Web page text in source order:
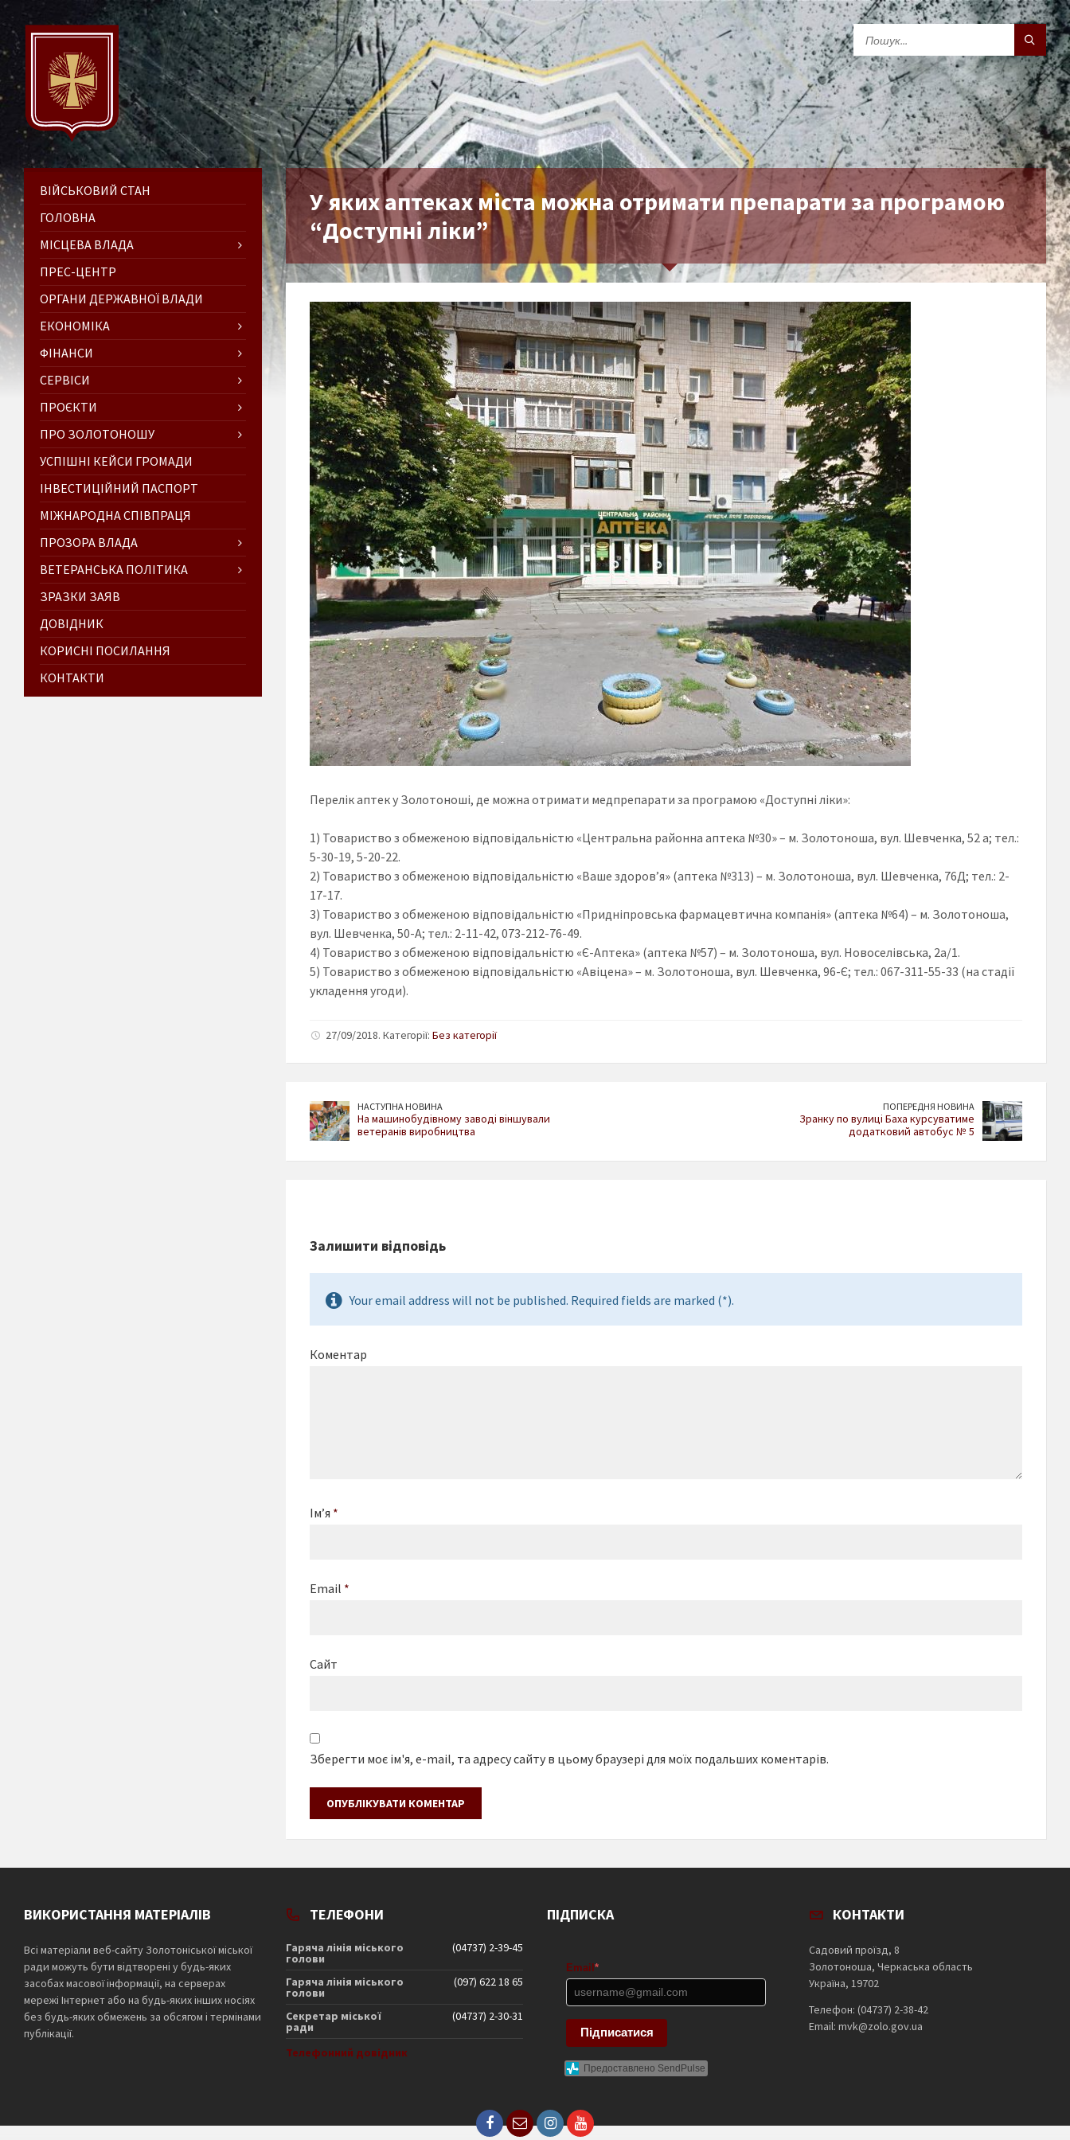
У яких аптеках міста можна отримати препарати за програмою
“Доступні ліки”
Перелік аптек у Золотоноші, де можна отримати медпрепарати за програмою «Доступні ліки»:
1) Товариство з обмеженою відповідальністю «Центральна районна аптека №30» – м. Золотоноша, вул. Шевченка, 52 а; тел.:
5-30-19, 5-20-22.
2) Товариство з обмеженою відповідальністю «Ваше здоров’я» (аптека №313) – м. Золотоноша, вул. Шевченка, 76Д; тел.: 2-
17-17.
3) Товариство з обмеженою відповідальністю «Придніпровська фармацевтична компанія» (аптека №64) – м. Золотоноша,
вул. Шевченка, 50-А; тел.: 2-11-42, 073-212-76-49.
4) Товариство з обмеженою відповідальністю «Є-Аптека» (аптека №57) – м. Золотоноша, вул. Новоселівська, 2а/1.
5) Товариство з обмеженою відповідальністю «Авіцена» – м. Золотоноша, вул. Шевченка, 96-Є; тел.: 067-311-55-33 (на стадії
укладення угоди).
27/09/2018. Категорії: Без категорії
НАСТУПНА НОВИНА
На машинобудівному заводі віншували
ветеранів виробництва
ПОПЕРЕДНЯ НОВИНА
Зранку по вулиці Баха курсуватиме
додатковий автобус № 5
Залишити відповідь
Your email address will not be published. Required fields are marked (*).
Коментар
Ім’я *
Email *
Сайт
Зберегти моє ім'я, e-mail, та адресу сайту в цьому браузері для моїх подальших коментарів.
ВІЙСЬКОВИЙ СТАН
ГОЛОВНА
МІСЦЕВА ВЛАДА
ПРЕС-ЦЕНТР
ОРГАНИ ДЕРЖАВНОЇ ВЛАДИ
ЕКОНОМІКА
ФІНАНСИ
СЕРВІСИ
ПРОЄКТИ
ПРО ЗОЛОТОНОШУ
УСПІШНІ КЕЙСИ ГРОМАДИ
ІНВЕСТИЦІЙНИЙ ПАСПОРТ
МІЖНАРОДНА СПІВПРАЦЯ
ПРОЗОРА ВЛАДА
ВЕТЕРАНСЬКА ПОЛІТИКА
ЗРАЗКИ ЗАЯВ
ДОВІДНИК
КОРИСНІ ПОСИЛАННЯ
КОНТАКТИ
ВИКОРИСТАННЯ МАТЕРІАЛІВ
Всі матеріали веб-сайту Золотоніської міської
ради можуть бути відтворені у будь-яких
засобах масової інформації, на серверах
мережі Інтернет або на будь-яких інших носіях
без будь-яких обмежень за обсягом і термінами
публікації.
ТЕЛЕФОНИ
Гаряча лінія міського
голови
(04737) 2-39-45
Гаряча лінія міського
голови
(097) 622 18 65
Секретар міської
ради
(04737) 2-30-31
Телефонний довідник
ПІДПИСКА
Email *
Підписатися
Предоставлено SendPulse
КОНТАКТИ
Садовий проїзд, 8
Золотоноша, Черкаська область
Україна, 19702
Телефон: (04737) 2-38-42
Email: mvk@zolo.gov.ua